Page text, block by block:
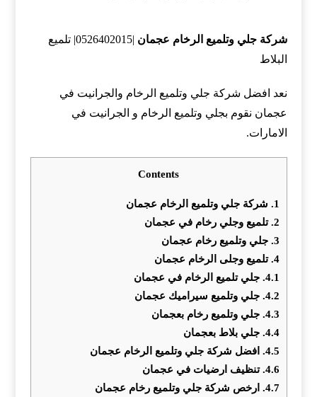
شركة جلي وتلميع الرخام عجمان
|0526402015| تلميع
البلاط
نعد افضل شركة جلي وتلميع الرخام والجرانيت في
عجمان نقوم بجلي وتلميع الرخام و الجرانيت في
الامارات.
Contents
1. شركة جلي وتلميع الرخام عجمان
2. تلميع وجلي رخام في عجمان
3. جلي وتلميع رخام عجمان
4. تلميع وجلى الرخام عجمان
4.1. جلي تلميع الرخام في عجمان
4.2. جلي وتلميع سيراميك عجمان
4.3. جلي وتلميع رخام بعجمان
4.4. جلي بلاط بعجمان
4.5.
افضل شركة جلي وتلميع الرخام عجمان
4.6. تنظيف ارضيات في عجمان
4.7.
ارخص شركة جلي وتلميع رخام عجمان